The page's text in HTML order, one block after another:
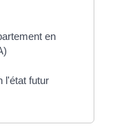
en
l'état futur